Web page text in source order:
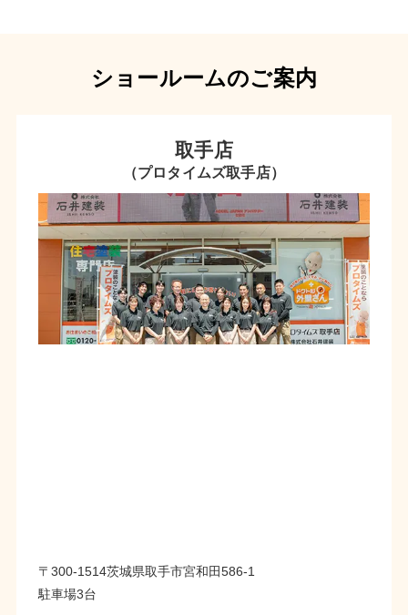
ショールームのご案内
取手店
（プロタイムズ取手店）
〒300-1514茨城県取手市宮和田586-1
駐車場3台